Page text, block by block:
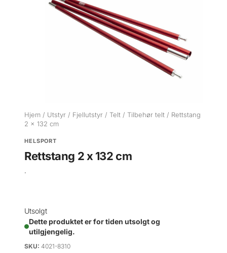
Hjem / Utstyr / Fjellutstyr / Telt / Tilbehør telt / Rettstang
2 x 132 cm
HELSPORT
Rettstang 2 x 132 cm
.
Utsolgt
Dette produktet er for tiden utsolgt og
utilgjengelig.
SKU: 4021-8310